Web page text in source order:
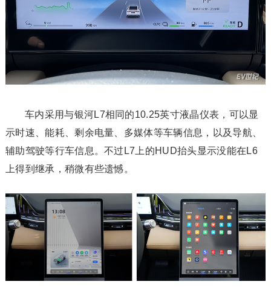
车内采用与银河L7相同的10.25英寸液晶仪表，可以显
示时速、能耗、剩余电量、多媒体等车辆信息，以及导航、
辅助驾驶等行车信息。不过L7上的HUD抬头显示没能在L6
上得到继承，稍微有些遗憾。